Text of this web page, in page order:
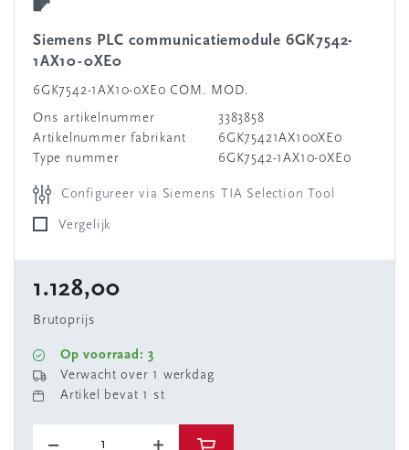
Siemens PLC communicatiemodule 6GK7542-
1AX10-0XE0
6GK7542-1AX10-0XE0 COM. MOD.
Ons artikelnummer
3383858
Artikelnummer fabrikant
6GK75421AX100XE0
Type nummer
6GK7542-1AX10-0XE0
Configureer via Siemens TIA Selection Tool
Vergelijk
1.128,00
Brutoprijs
Op voorraad: 3
Verwacht over 1 werkdag
Artikel bevat 1 st